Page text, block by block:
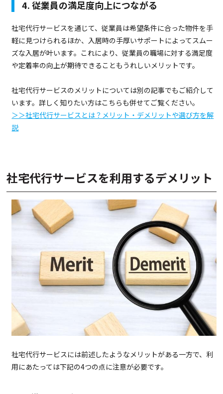
4. 従業員の満足度向上につながる
社宅代行サービスを通じて、従業員は希望条件に合った物件を手
軽に見つけられるほか、入居時の手厚いサポートによってスムー
ズな入居が叶います。これにより、従業員の職場に対する満足度
や定着率の向上が期待できることもうれしいメリットです。
社宅代行サービスのメリットについては別の記事でもご紹介して
います。詳しく知りたい方はこちらも併せてご覧ください。
＞＞社宅代行サービスとは？メリット・デメリットや選び方を解
説
社宅代行サービスを利用するデメリット
社宅代行サービスには前述したようなメリットがある一方で、利
用にあたっては下記の4つの点に注意が必要です。